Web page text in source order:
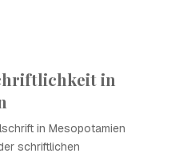
in
in Mesopotamien
schriftlichen